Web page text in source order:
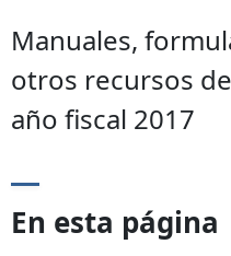
Manuales,
otros recursos
año fiscal 2017
En esta página